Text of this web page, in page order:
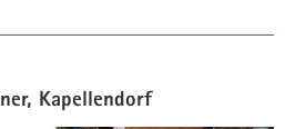
Kapellendorf